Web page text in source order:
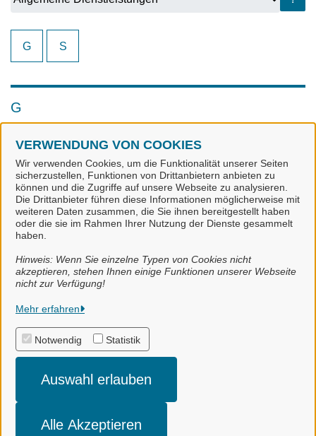
VERWENDUNG VON COOKIES
Wir verwenden Cookies, um die Funktionalität unserer Seiten
sicherzustellen, Funktionen von Drittanbietern anbieten zu
können und die Zugriffe auf unsere Webseite zu analysieren.
Die Drittanbieter führen diese Informationen möglicherweise mit
weiteren Daten zusammen, die Sie ihnen bereitgestellt haben
oder die sie im Rahmen Ihrer Nutzung der Dienste gesammelt
haben.
Hinweis: Wenn Sie einzelne Typen von Cookies nicht
akzeptieren, stehen Ihnen einige Funktionen unserer Webseite
nicht zur Verfügung!
Mehr erfahren
Notwendig Statistik
Auswahl erlauben
Alle Akzeptieren
G S
G
Geoportal der Stadt Meppen (Stadt Meppen)
S
Sichtungsmeldung Asiatische Hornisse (Landkreis
Emsland)
Stadt Meppen
Alle Rechte vorbehalten
Datenschutzerklärung